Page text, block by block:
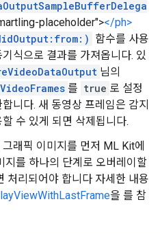
placeholder"></ph>
함수를 사용
식으로 결과를 가져옵니다. 있
님의
를 true 로 설정
니다. 새 동영상 프레임은 감지
수 있게 되면 삭제됩니다.
래픽 이미지를 먼저 ML Kit에
지를 하나의 단계로 오버레이할
처리되어야 합니다 자세한 내용
을 를 참